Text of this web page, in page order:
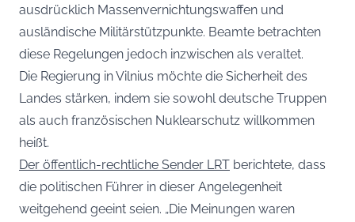
ausdrücklich Massenvernichtungswaffen und
ausländische Militärstützpunkte. Beamte betrachten
diese Regelungen jedoch inzwischen als veraltet.
Die Regierung in Vilnius möchte die Sicherheit des
Landes stärken, indem sie sowohl deutsche Truppen
als auch französischen Nuklearschutz willkommen
heißt.
Der öffentlich-rechtliche Sender LRT berichtete, dass
die politischen Führer in dieser Angelegenheit
weitgehend geeint seien. „Die Meinungen waren